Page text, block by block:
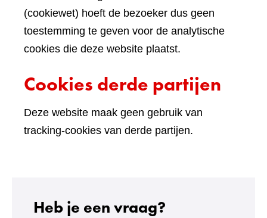
(cookiewet) hoeft de bezoeker dus geen
toestemming te geven voor de analytische
cookies die deze website plaatst.
Cookies derde partijen
Deze website maak geen gebruik van
tracking-cookies van derde partijen.
Heb je een vraag?